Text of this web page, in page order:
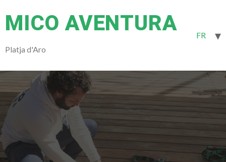
MICO AVENTURA
Platja d'Aro
FR